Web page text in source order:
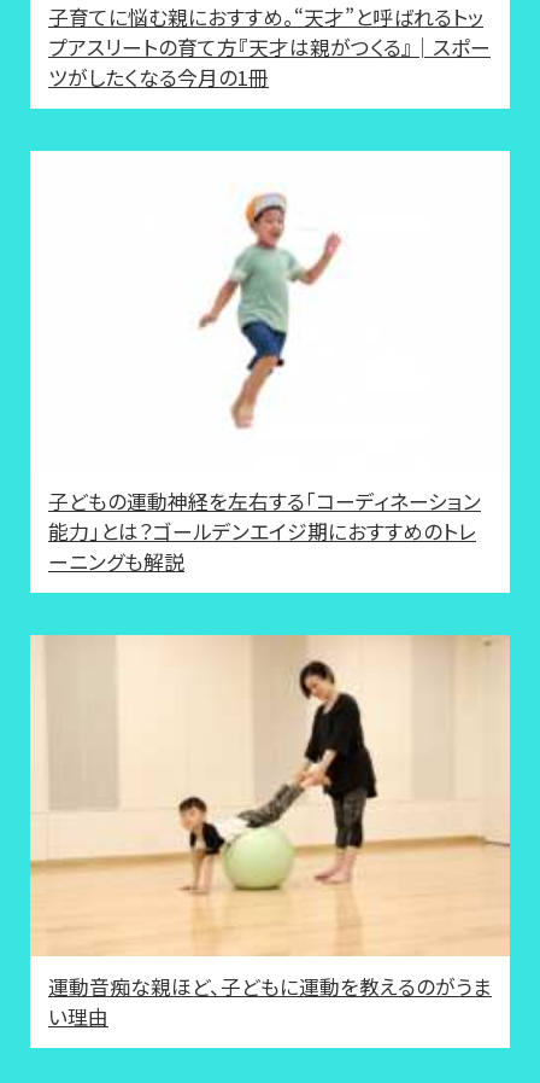
子育てに悩む親におすすめ。“天才”と呼ばれるトッ
プアスリートの育て方『天才は親がつくる』│スポー
ツがしたくなる今月の1冊
子どもの運動神経を左右する「コーディネーション
能力」とは？ゴールデンエイジ期におすすめのトレ
ーニングも解説
運動音痴な親ほど、子どもに運動を教えるのがうま
い理由